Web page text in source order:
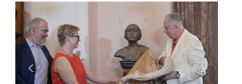
Назад Вперед